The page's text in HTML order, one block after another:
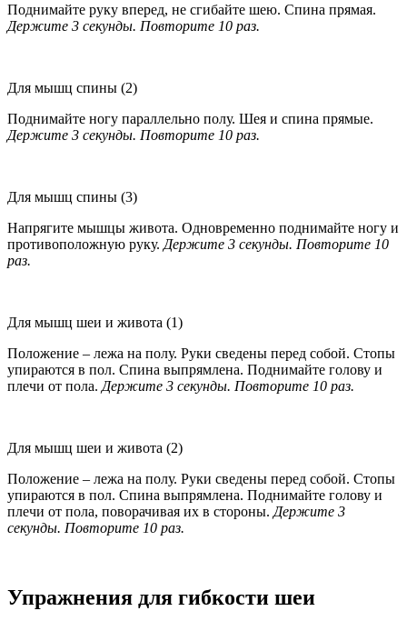
Поднимайте руку вперед, не сгибайте шею. Спина прямая.
Держите 3 секунды. Повторите 10 раз.
Для мышц спины (2)
Поднимайте ногу параллельно полу. Шея и спина прямые.
Держите 3 секунды. Повторите 10 раз.
Для мышц спины (3)
Напрягите мышцы живота. Одновременно поднимайте ногу и
противоположную руку. Держите 3 секунды. Повторите 10
раз.
Для мышц шеи и живота (1)
Положение – лежа на полу. Руки сведены перед собой. Стопы
упираются в пол. Спина выпрямлена. Поднимайте голову и
плечи от пола. Держите 3 секунды. Повторите 10 раз.
Для мышц шеи и живота (2)
Положение – лежа на полу. Руки сведены перед собой. Стопы
упираются в пол. Спина выпрямлена. Поднимайте голову и
плечи от пола, поворачивая их в стороны. Держите 3
секунды. Повторите 10 раз.
Упражнения для гибкости шеи